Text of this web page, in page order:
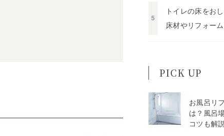
トイレの床をお
床材やリフォー
PICK UP
お風呂リ
は？風呂
コツも解説